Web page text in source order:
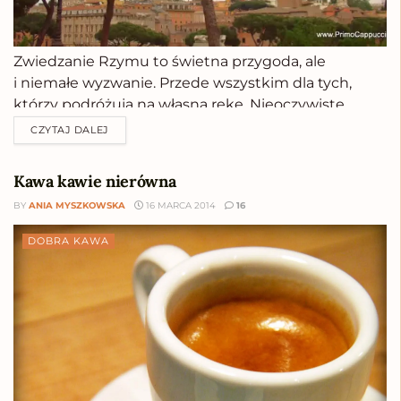
Zwiedzanie Rzymu to świetna przygoda, ale
i niemałe wyzwanie. Przede wszystkim dla tych,
którzy podróżują na własną rękę. Nieoczywiste
wskazówki i sprawdzone sposoby włoską stolicę w
stylu Slow. Niech Wam Rzym powolnym będzie!
duchowe, psychiczne itp. Ja Waszą uwagę chcę
skierować jeszcze...
CZYTAJ DALEJ
Kawa kawie nierówna
BY ANIA MYSZKOWSKA 16 MARCA 2014 16
DOBRA KAWA